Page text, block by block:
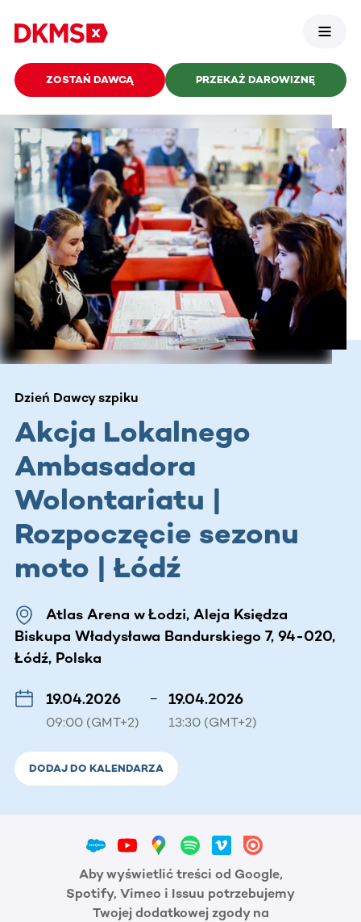
ZOSTAŃ DAWCĄ PRZEKAŻ DAROWIZNĘ
Dzień Dawcy szpiku
Akcja Lokalnego
Ambasadora
Wolontariatu |
Rozpoczęcie sezonu
moto | Łódź
Atlas Arena w Łodzi, Aleja Księdza
Biskupa Władysława Bandurskiego 7, 94-020,
Łódź, Polska
19.04.2026
09:00 (GMT+2)
– 19.04.2026
13:30 (GMT+2)
DODAJ DO KALENDARZA
Aby wyświetlić treści od Google,
Spotify, Vimeo i Issuu potrzebujemy
Twojej dodatkowej zgody na